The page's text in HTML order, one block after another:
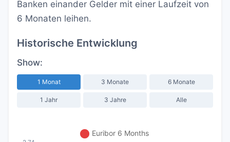
Banken einander Gelder mit einer Laufzeit von
6 Monaten leihen.
Historische Entwicklung
Show:
1 Monat 3 Monate 6 Monate
1 Jahr 3 Jahre Alle